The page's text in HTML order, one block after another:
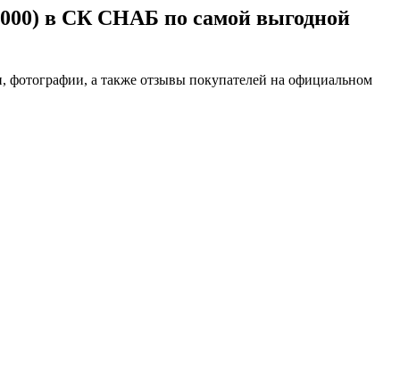
в СК СНАБ по самой выгодной
а также отзывы покупателей на официальном